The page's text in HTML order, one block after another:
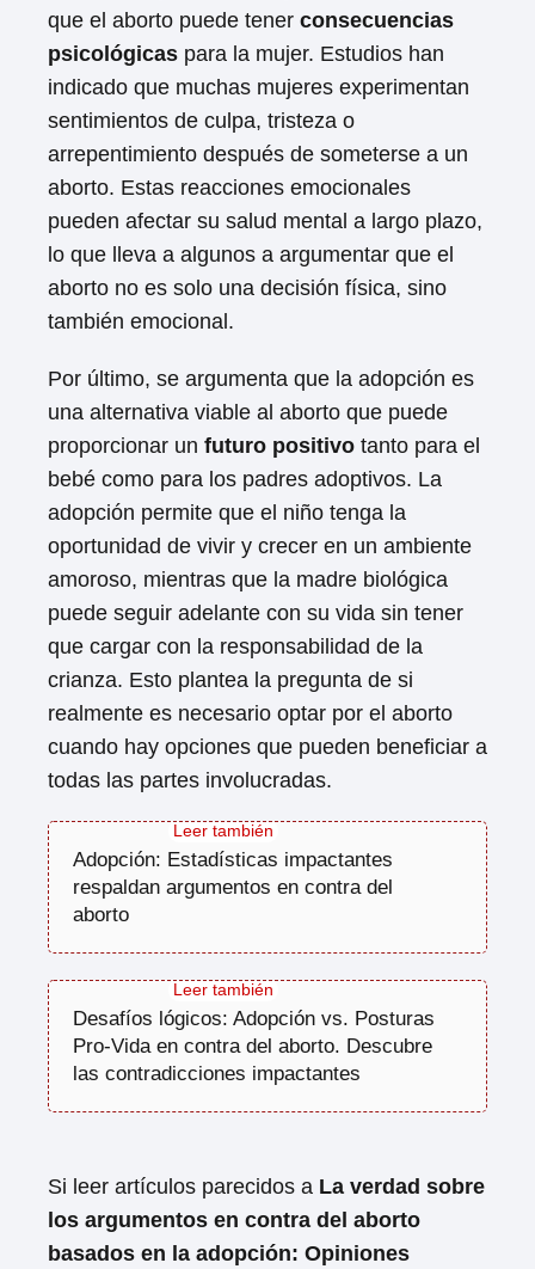
que el aborto puede tener consecuencias
psicológicas para la mujer. Estudios han
indicado que muchas mujeres experimentan
sentimientos de culpa, tristeza o
arrepentimiento después de someterse a un
aborto. Estas reacciones emocionales
pueden afectar su salud mental a largo plazo,
lo que lleva a algunos a argumentar que el
aborto no es solo una decisión física, sino
también emocional.
Por último, se argumenta que la adopción es
una alternativa viable al aborto que puede
proporcionar un futuro positivo tanto para el
bebé como para los padres adoptivos. La
adopción permite que el niño tenga la
oportunidad de vivir y crecer en un ambiente
amoroso, mientras que la madre biológica
puede seguir adelante con su vida sin tener
que cargar con la responsabilidad de la
crianza. Esto plantea la pregunta de si
realmente es necesario optar por el aborto
cuando hay opciones que pueden beneficiar a
todas las partes involucradas.
Adopción: Estadísticas impactantes
respaldan argumentos en contra del
aborto
Desafíos lógicos: Adopción vs. Posturas
Pro-Vida en contra del aborto. Descubre
las contradicciones impactantes
Si leer artículos parecidos a La verdad sobre
los argumentos en contra del aborto
basados en la adopción: Opiniones